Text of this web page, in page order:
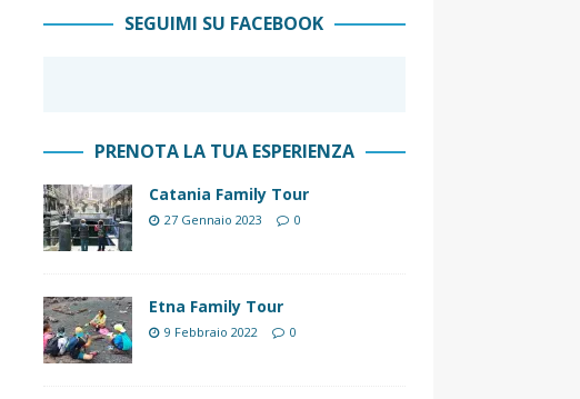
SEGUIMI SU FACEBOOK
PRENOTA LA TUA ESPERIENZA
Catania Family Tour
27 Gennaio 2023 0
Etna Family Tour
9 Febbraio 2022 0